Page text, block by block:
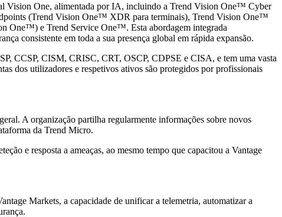
Vision One, alimentada por IA, incluindo a Trend Vision One™ Cyber
(Trend Vision One™ XDR para terminais), Trend Vision One™
One™) e Trend Service One™. Esta abordagem integrada
consistente em toda a sua presença global em rápida expansão.
CCSP, CISM, CRISC, CRT, OSCP, CDPSE e CISA, e tem uma vasta
dos utilizadores e respetivos ativos são protegidos por profissionais
A organização partilha regularmente informações sobre novos
da Trend Micro.
e resposta a ameaças, ao mesmo tempo que capacitou a Vantage
Markets, a capacidade de unificar a telemetria, automatizar a